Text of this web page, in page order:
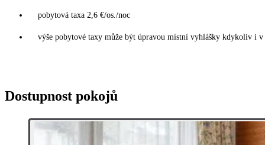
pobytová taxa 2,6 €/os./noc
výše pobytové taxy může být úpravou místní vyhlášky kdykoliv i v
Dostupnost pokojů